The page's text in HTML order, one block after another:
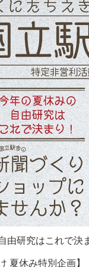
由研究はこれで決
夏休み特別企画】